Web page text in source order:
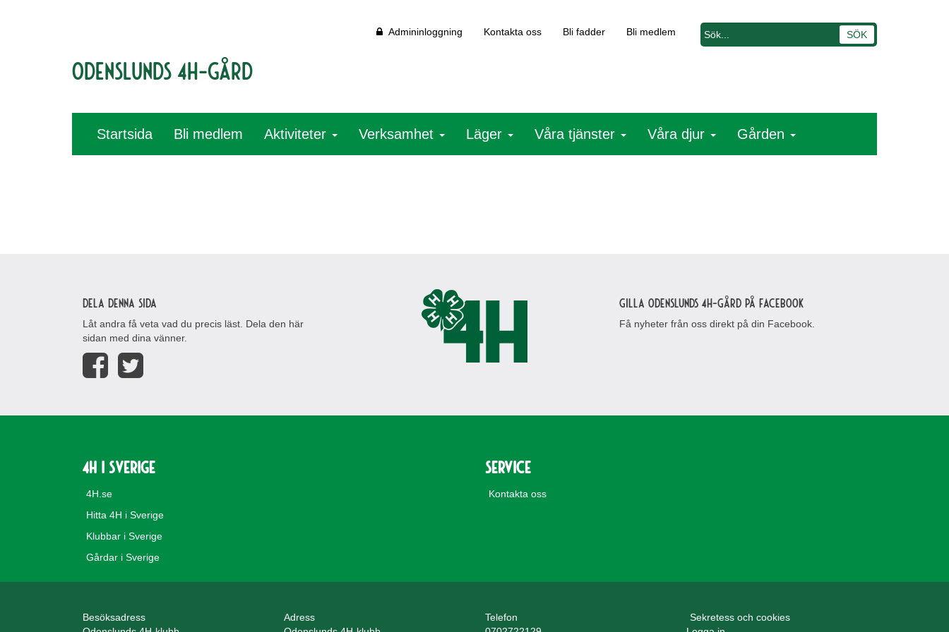
Odenslunds 4H-gård
Admininloggning Kontakta oss Bli fadder Bli medlem
Startsida Bli medlem Aktiviteter Verksamhet Läger Våra tjänster Våra djur Gården
Dela denna sida
Låt andra få veta vad du precis läst. Dela den här
sidan med dina vänner.
Gilla Odenslunds 4H-gård på Facebook
Få nyheter från oss direkt på din Facebook.
4H i Sverige
4H.se
Hitta 4H i Sverige
Klubbar i Sverige
Gårdar i Sverige
Service
Kontakta oss
Besöksadress
Adress
Telefon
Sekretess och cookies